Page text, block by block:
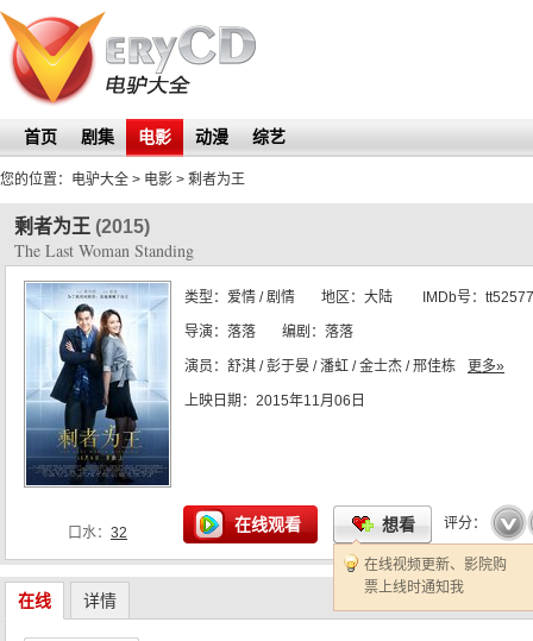
首页 剧集 电影 动漫 综艺
您的位置： 电驴大全 > 电影 > 剩者为王
剩者为王 (2015)
The Last Woman Standing
类型： 爱情 / 剧情 地区： 大陆 IMDb号：
导演： 落落 编剧： 落落
演员： 舒淇 / 彭于晏 / 潘虹 / 金士杰 / 邢佳栋 更多»
上映日期： 2015年11月06日
口水： 32 在线观看 想看
在线视频更新、影院购
票上线时通知我
评分：
☆ ☆ ☆ ☆ ☆
在线 详情